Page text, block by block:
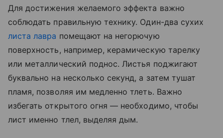
Для достижения желаемого эффекта важно
соблюдать правильную технику. Один-два сухих
листа лавра помещают на негорючую
поверхность, например, керамическую тарелку
или металлический поднос. Листья поджигают
буквально на несколько секунд, а затем тушат
пламя, позволяя им медленно тлеть. Важно
избегать открытого огня — необходимо, чтобы
лист именно тлел, выделяя дым.